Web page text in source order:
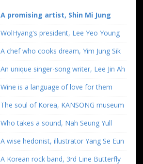
A promising artist, Shin Mi Jung
WolHyang's president, Lee Yeo Young
A chef who cooks dream, Yim Jung Sik
An unique singer-song writer, Lee Jin Ah
Wine is a language of love for them
The soul of Korea, KANSONG museum
Who takes a sound, Nah Seung Yull
A wise hedonist, illustrator Yang Se Eun
A Korean rock band, 3rd Line Butterfly